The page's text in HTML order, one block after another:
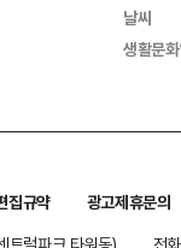
날씨
생활문
집규약
광고제휴문의